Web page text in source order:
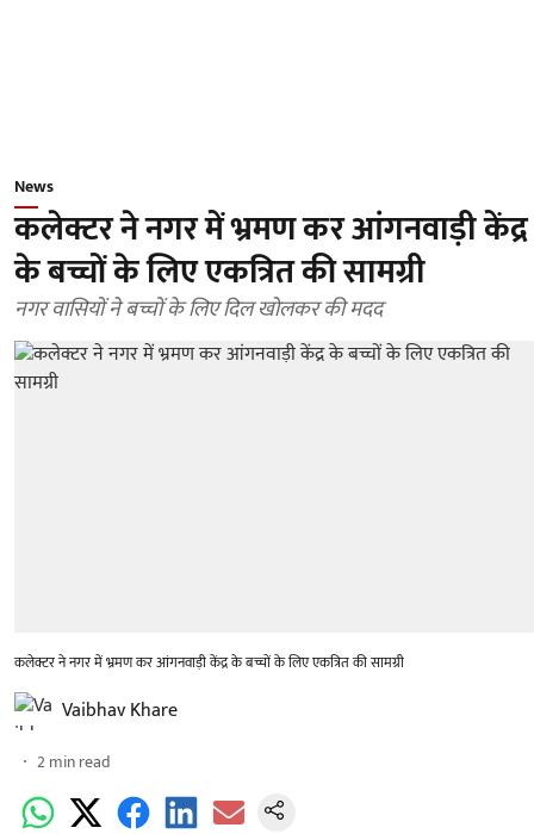
News
कलेक्टर ने नगर में भ्रमण कर आंगनवाड़ी केंद्र
के बच्चों के लिए एकत्रित की सामग्री
नगर वासियों ने बच्चों के लिए दिल खोलकर की मदद
कलेक्टर ने नगर में भ्रमण कर आंगनवाड़ी केंद्र के बच्चों के लिए एकत्रित की सामग्री
Vaibhav Khare
2min read